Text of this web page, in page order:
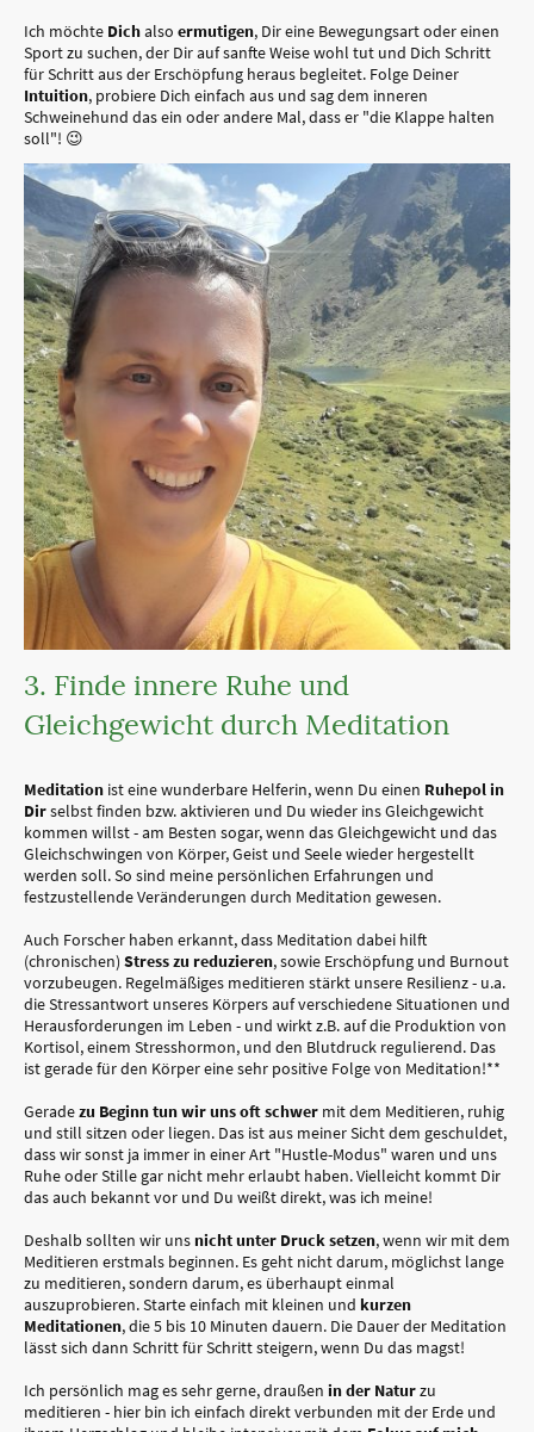
Ich möchte Dichalso ermutigen, Dir eine Bewegungsart oder einen
Sport zu suchen, der Dir auf sanfte Weise wohl tut und Dich Schritt
für Schritt aus der Erschöpfung heraus begleitet. Folge Deiner
Intuition, probiere Dich einfach aus und sag dem inneren
Schweinehund das ein oder andere Mal, dass er "die Klappe halten
soll"! 😉
3. Finde innere Ruhe und
Gleichgewicht durch Meditation
Meditation ist eine wunderbare Helferin, wenn Du einen Ruhepol in
Dirselbst finden bzw. aktivieren und Du wieder ins Gleichgewicht
kommen willst - am Besten sogar, wenn das Gleichgewicht und das
Gleichschwingen von Körper, Geist und Seele wieder hergestellt
werden soll. So sind meine persönlichen Erfahrungen und
festzustellende Veränderungen durch Meditation gewesen.
Auch Forscher haben erkannt, dass Meditation dabei hilft
(chronischen) Stress zu reduzieren, sowie Erschöpfung und Burnout
vorzubeugen. Regelmäßiges meditieren stärkt unsere Resilienz - u.a.
die Stressantwort unseres Körpers auf verschiedene Situationen und
Herausforderungen im Leben - und wirkt z.B. auf die Produktion von
Kortisol, einem Stresshormon, und den Blutdruck regulierend. Das
ist gerade für den Körper eine sehr positive Folge von Meditation!**
Geradezu Beginn tun wir uns oft schwer mit dem Meditieren, ruhig
und still sitzen oder liegen. Das ist aus meiner Sicht dem geschuldet,
dass wir sonst ja immer in einer Art "Hustle-Modus" waren und uns
Ruhe oder Stille gar nicht mehr erlaubt haben. Vielleicht kommt Dir
das auch bekannt vor und Du weißt direkt, was ich meine!
Deshalb sollten wir uns nicht unter Druck setzen, wenn wir mit dem
Meditieren erstmals beginnen. Es geht nicht darum, möglichst lange
zu meditieren, sondern darum, es überhaupt einmal
auszuprobieren. Starte einfach mit kleinen und kurzen
Meditationen, die 5 bis 10 Minuten dauern. Die Dauer der Meditation
lässt sich dann Schritt für Schritt steigern, wenn Du das magst!
Ich persönlich mag es sehr gerne, draußen in der Naturzu
meditieren - hier bin ich einfach direkt verbunden mit der Erde und